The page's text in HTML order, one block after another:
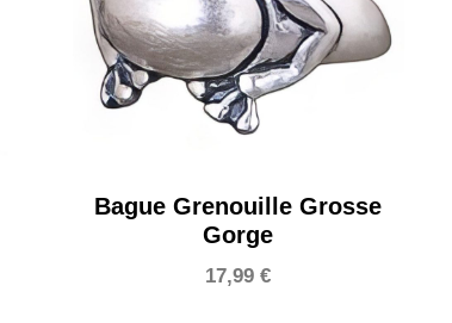
Bague Grenouille Grosse
Gorge
17,99€